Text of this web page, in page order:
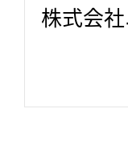
株式会